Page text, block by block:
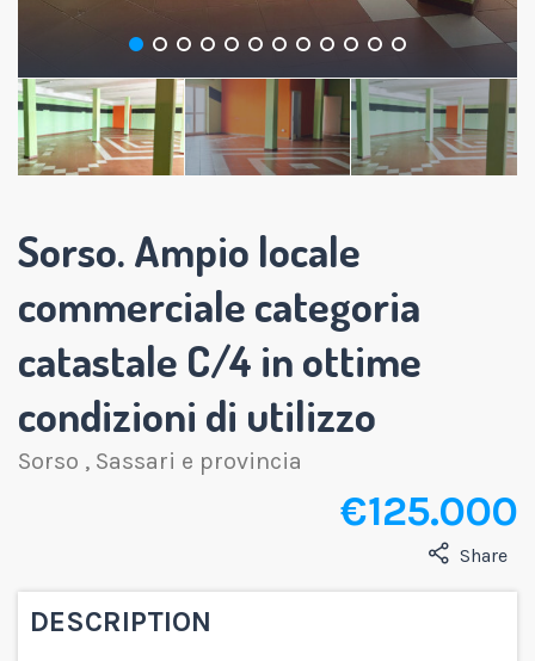
Sorso. Ampio locale
commerciale categoria
catastale C/4 in ottime
condizioni di utilizzo
Sorso , Sassari e provincia
€ 125.000
Share
DESCRIPTION